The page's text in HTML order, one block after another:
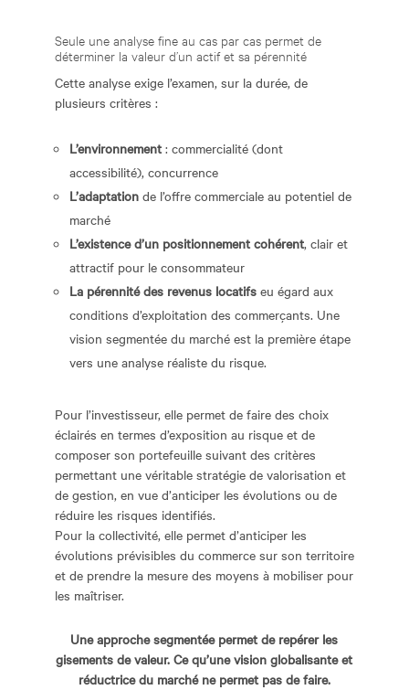
Seule une analyse fine au cas par cas permet de
déterminer la valeur d’un actif et sa pérennité
Cette analyse exige l’examen, sur la durée, de
plusieurs critères :
L’environnement: commercialité (dont
accessibilité), concurrence
L’adaptationde l’offre commerciale au potentiel de
marché
L’existence d’un positionnement cohérent, clair et
attractif pour le consommateur
La pérennité des revenus locatifseu égard aux
conditions d’exploitation des commerçants. Une
vision segmentée du marché est la première étape
vers une analyse réaliste du risque.
Pour l’investisseur, elle permet de faire des choix
éclairés en termes d’exposition au risque et de
composer son portefeuille suivant des critères
permettant une véritable stratégie de valorisation et
de gestion, en vue d’anticiper les évolutions ou de
réduire les risques identifiés.
Pour la collectivité, elle permet d’anticiper les
évolutions prévisibles du commerce sur son territoire
et de prendre la mesure des moyens à mobiliser pour
les maîtriser.
Une approche segmentée permet de repérer les
gisements de valeur. Ce qu’une vision globalisante et
réductrice du marché ne permet pas de faire.